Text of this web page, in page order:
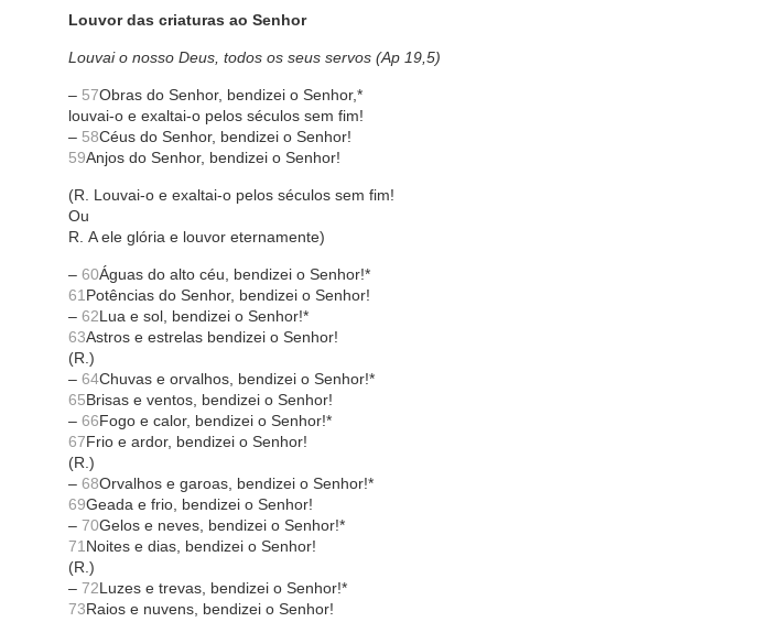
Louvor das criaturas ao Senhor
Louvai o nosso Deus, todos os seus servos (Ap 19,5)
– 57Obras do Senhor, bendizei o Senhor,*
louvai-o e exaltai-o pelos séculos sem fim!
– 58Céus do Senhor, bendizei o Senhor!
59Anjos do Senhor, bendizei o Senhor!
(R. Louvai-o e exaltai-o pelos séculos sem fim!
Ou
R. A ele glória e louvor eternamente)
– 60Águas do alto céu, bendizei o Senhor!*
61 Potências do Senhor, bendizei o Senhor!
– 62Lua e sol, bendizei o Senhor!*
63Astros e estrelas bendizei o Senhor!
(R.)
– 64Chuvas e orvalhos, bendizei o Senhor!*
65Brisas e ventos, bendizei o Senhor!
– 66Fogo e calor, bendizei o Senhor!*
67Frio e ardor, bendizei o Senhor!
(R.)
– 68Orvalhos e garoas, bendizei o Senhor!*
69Geada e frio, bendizei o Senhor!
– 70Gelos e neves, bendizei o Senhor!*
71 Noites e dias, bendizei o Senhor!
(R.)
– 72Luzes e trevas, bendizei o Senhor!*
73Raios e nuvens, bendizei o Senhor!